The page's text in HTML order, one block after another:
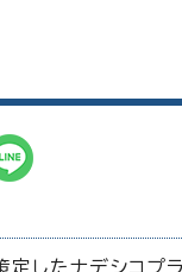
したナデシコプ